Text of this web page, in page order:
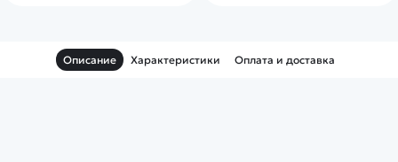
Описание Характеристики Оплата и доставка